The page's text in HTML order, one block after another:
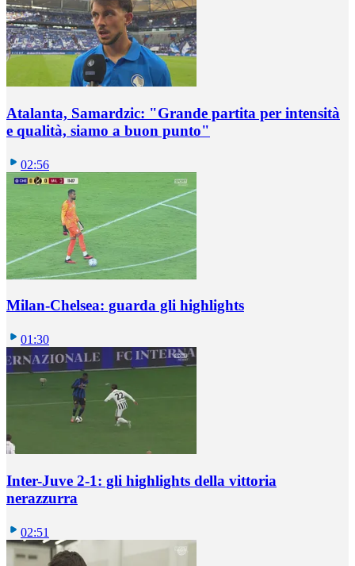
Atalanta, Samardzic: "Grande partita per intensità
e qualità, siamo a buon punto"
02:56
Milan-Chelsea: guarda gli highlights
01:30
Inter-Juve 2-1: gli highlights della vittoria
nerazzurra
02:51